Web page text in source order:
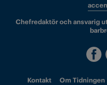
Chefredaktör och ansvarig
Kontakt Om Tidningen